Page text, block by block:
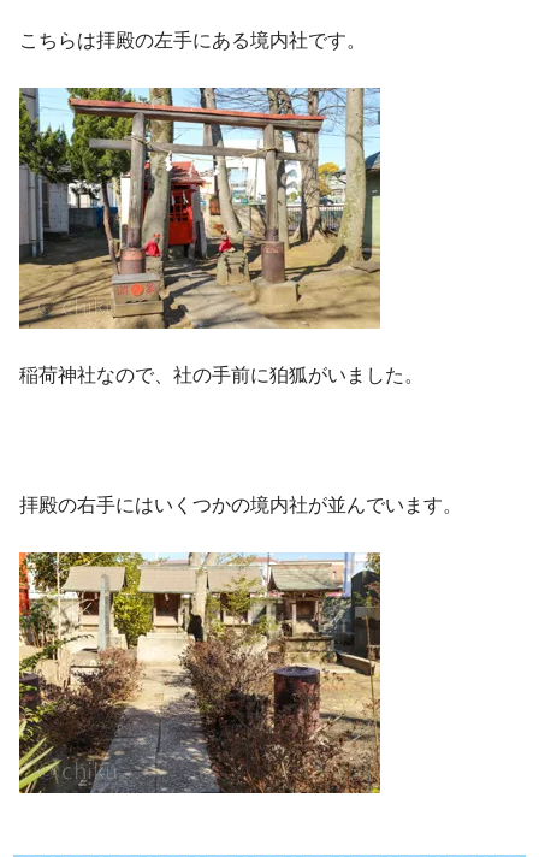
こちらは拝殿の左手にある境内社です。
稲荷神社なので、社の手前に狛狐がいました。
拝殿の右手にはいくつかの境内社が並んでいます。